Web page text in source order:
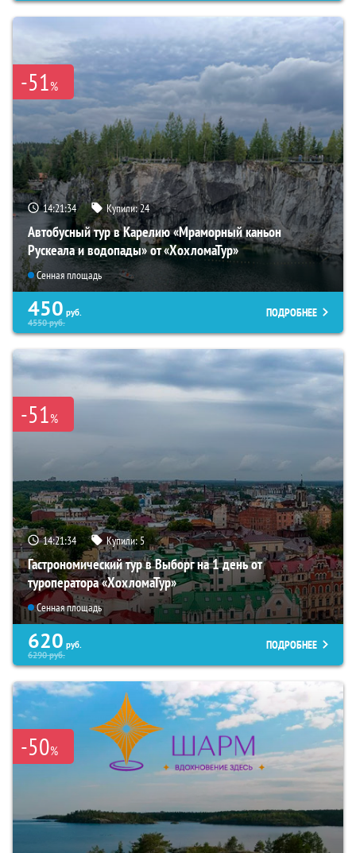
-51%
14:21:33 Купили:24
Автобусный тур в Карелию «Мраморный каньон
Рускеала и водопады» от «ХохломаТур»
Сенная площадь
450 руб.
4550руб.
ПОДРОБНЕЕ
-51%
14:21:33 Купили:5
Гастрономический тур в Выборг на 1 день от
туроператора «ХохломаТур»
Сенная площадь
620 руб.
6290руб.
ПОДРОБНЕЕ
-50%